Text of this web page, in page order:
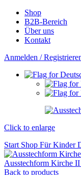
Shop
B2B-Bereich
Über uns
Kontakt
Anmelden /
Click to enlarge
Start Shop Für Kinder
Ausstechform Kirche II
Back to products